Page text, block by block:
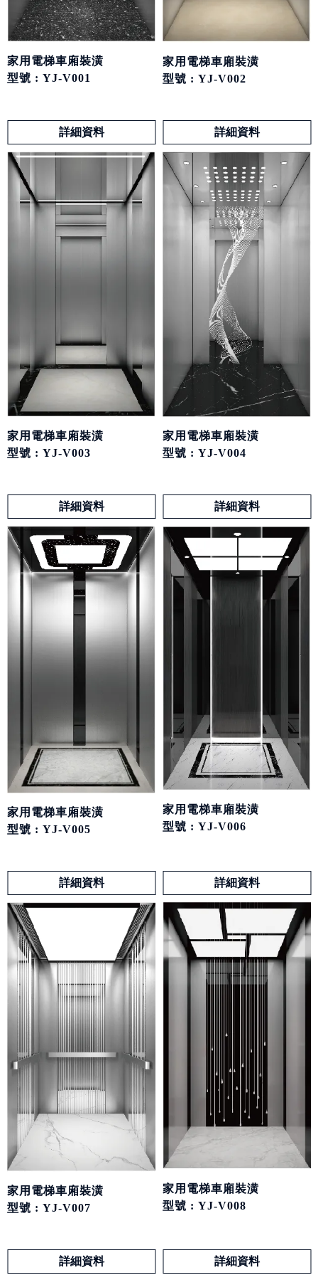
家用電梯車廂裝潢
型號 : YJ-V001
詳細資料
家用電梯車廂裝潢
型號 : YJ-V002
詳細資料
家用電梯車廂裝潢
型號 : YJ-V003
詳細資料
家用電梯車廂裝潢
型號 : YJ-V004
詳細資料
家用電梯車廂裝潢
型號 : YJ-V005
詳細資料
家用電梯車廂裝潢
型號 : YJ-V006
詳細資料
家用電梯車廂裝潢
型號 : YJ-V007
詳細資料
家用電梯車廂裝潢
型號 : YJ-V008
詳細資料